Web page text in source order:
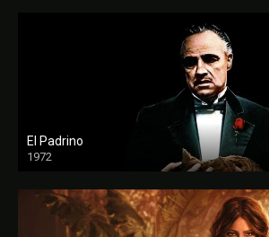
El Padrino
1972
FULL HD